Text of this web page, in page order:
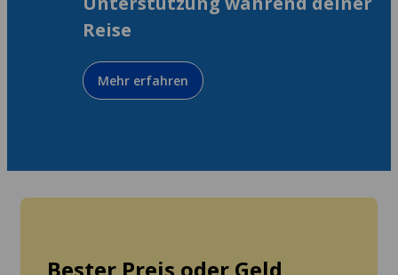
Reise
Mehr erfahren
Bester Preis oder Geld